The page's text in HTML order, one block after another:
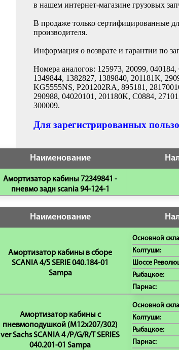
в нашем интернет-магазине грузовых
В продаже только сертифицированные
производителя.
Информация о возврате и гарантии по
Номера аналогов: 125973, 20099,
1349844, 1382827, 1389840, 201181K,
KG5555NS, P201202RA, 895181,
290988, 04020101, 201180K, C0884,
300009.
Для зарегистрированных
Наименование
Амортизатор кабины 72349841 -
пневмо задн scania 94-124-1
Наименование
Амортизатор кабины в сборе
SCANIA 4/5 SERIE 040.184-01
Sampa
Основной
Колтуши:
Шоссе
Рыбацкое:
Парнас:
Амортизатор кабины с
пневмоподушкой (M12x207/302)
ver Sachs SCANIA 4 /P/G/R/T SERIES
040.201-01 Sampa
Основной
Колтуши:
Рыбацкое:
Парнас: